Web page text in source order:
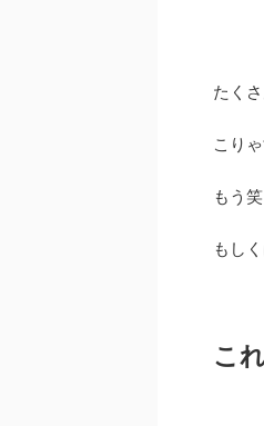
たく
こり
もう
もし
こ